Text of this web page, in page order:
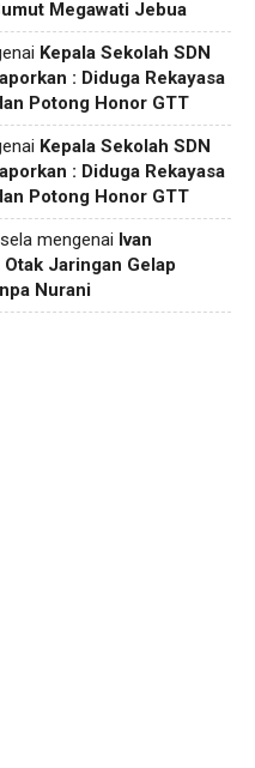
Megawati Jebua
Kepala Sekolah SDN
: Diduga Rekayasa
Potong Honor GTT
Kepala Sekolah SDN
: Diduga Rekayasa
Potong Honor GTT
mengenai Ivan
Jaringan Gelap
Nurani